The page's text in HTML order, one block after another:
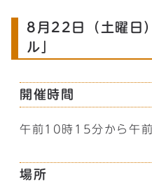
8月22日（土曜日
ル」
開催時間
午前10時15分から午
場所